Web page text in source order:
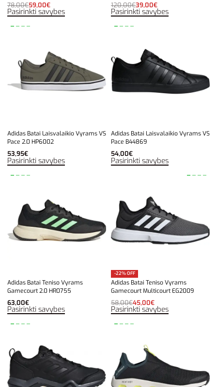
78,00€59,00€
Pasirinkti savybes
120,00€39,00€
Pasirinkti savybes
Adidas Batai Laisvalaikio Vyrams VS
Pace 2.0 HP6002
53,95€
Pasirinkti savybes
Adidas Batai Laisvalaikio Vyrams VS
Pace B44869
54,00€
Pasirinkti savybes
Adidas Batai Teniso Vyrams
Gamecourt 2.0 HR0755
63,00€
Pasirinkti savybes
-22% OFF
Adidas Batai Teniso Vyrams
Gamecourt Multicourt EG2009
58,00€45,00€
Pasirinkti savybes